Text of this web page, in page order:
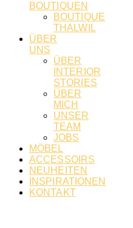
BOUTIQUEN
BOUTIQUE
THALWIL
ÜBER
UNS
ÜBER
INTERIOR
STORIES
ÜBER
MICH
UNSER
TEAM
JOBS
MÖBEL
ACCESSOIRS
NEUHEITEN
INSPIRATIONEN
KONTAKT